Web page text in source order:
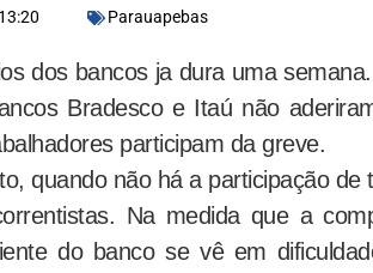
13:20 Parauapebas
dos bancos ja dura uma
Bradesco e Itaú não
participam da greve.
quando não há a participação de
Na medida que a
do banco se vê em